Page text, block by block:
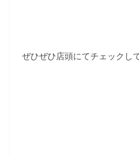
ぜひぜひ店頭にてチェックし